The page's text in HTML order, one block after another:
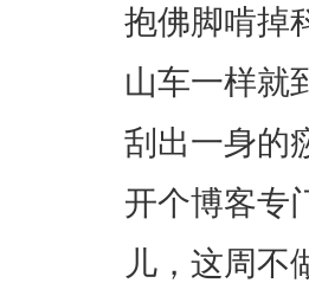
抱佛脚啃掉
山车一样就
刮出一身的
开个博客专
儿，这周不